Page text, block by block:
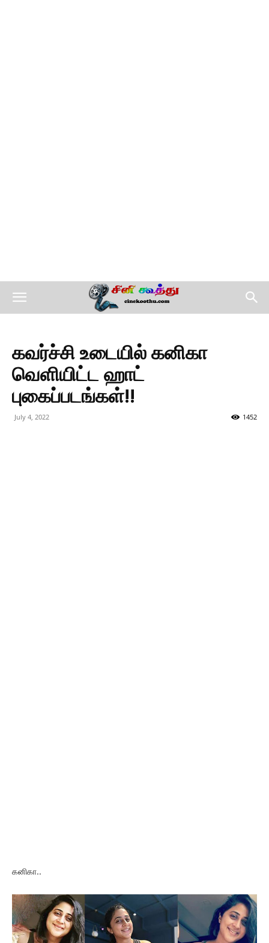
கவர்ச்சி உடையில் கனிகா
வெளியிட்ட ஹாட்
புகைப்படங்கள்!!
July 4, 2022 1452
கனிகா..